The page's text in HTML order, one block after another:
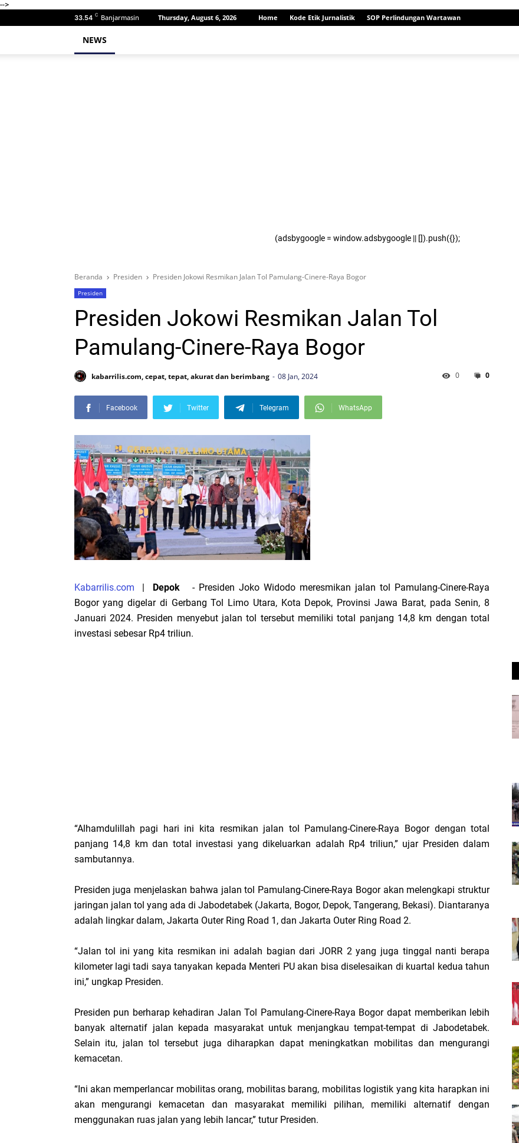
-->
33.54 C Banjarmasin Thursday, August 6, 2026 Home Kode Etik Jurnalistik SOP Perlindungan Wartawan
NEWS
(adsbygoogle = window.adsbygoogle || []).push({});
Beranda Presiden Presiden Jokowi Resmikan Jalan Tol Pamulang-Cinere-Raya Bogor
Presiden
Presiden Jokowi Resmikan Jalan Tol
Pamulang-Cinere-Raya Bogor
kabarrilis.com, cepat, tepat, akurat dan berimbang 08 Jan, 2024 0
0
Facebook Twitter Telegram WhatsApp
Kabarrilis.com | Depok - Presiden Joko Widodo meresmikan jalan tol Pamulang-Cinere-Raya
Bogor yang digelar di Gerbang Tol Limo Utara, Kota Depok, Provinsi Jawa Barat, pada Senin, 8
Januari 2024. Presiden menyebut jalan tol tersebut memiliki total panjang 14,8 km dengan total
investasi sebesar Rp4 triliun.
“Alhamdulillah pagi hari ini kita resmikan jalan tol Pamulang-Cinere-Raya Bogor dengan total
panjang 14,8 km dan total investasi yang dikeluarkan adalah Rp4 triliun,” ujar Presiden dalam
sambutannya.
Presiden juga menjelaskan bahwa jalan tol Pamulang-Cinere-Raya Bogor akan melengkapi struktur
jaringan jalan tol yang ada di Jabodetabek (Jakarta, Bogor, Depok, Tangerang, Bekasi). Diantaranya
adalah lingkar dalam, Jakarta Outer Ring Road 1, dan Jakarta Outer Ring Road 2.
“Jalan tol ini yang kita resmikan ini adalah bagian dari JORR 2 yang juga tinggal nanti berapa
kilometer lagi tadi saya tanyakan kepada Menteri PU akan bisa diselesaikan di kuartal kedua tahun
ini,” ungkap Presiden.
Presiden pun berharap kehadiran Jalan Tol Pamulang-Cinere-Raya Bogor dapat memberikan lebih
banyak alternatif jalan kepada masyarakat untuk menjangkau tempat-tempat di Jabodetabek.
Selain itu, jalan tol tersebut juga diharapkan dapat meningkatkan mobilitas dan mengurangi
kemacetan.
“Ini akan memperlancar mobilitas orang, mobilitas barang, mobilitas logistik yang kita harapkan ini
akan mengurangi kemacetan dan masyarakat memiliki pilihan, memiliki alternatif dengan
menggunakan ruas jalan yang lebih lancar,” tutur Presiden.